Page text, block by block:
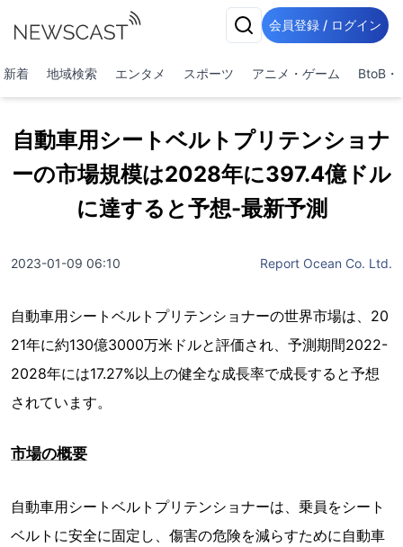
会員登録 / ログイン
新着 地域検索 エンタメ スポーツ アニメ・ゲーム BtoB・
自動車用シートベルトプリテンショナ
ーの市場規模は2028年に397.4億ドル
に達すると予想-最新予測
2023-01-09 06:10 Report Ocean Co. Ltd.
自動車用シートベルトプリテンショナーの世界市場は、20
21年に約130億3000万米ドルと評価され、予測期間2022-
2028年には17.27%以上の健全な成長率で成長すると予想
されています。
市場の概要
自動車用シートベルトプリテンショナーは、乗員をシート
ベルトに安全に固定し、傷害の危険を減らすために自動車